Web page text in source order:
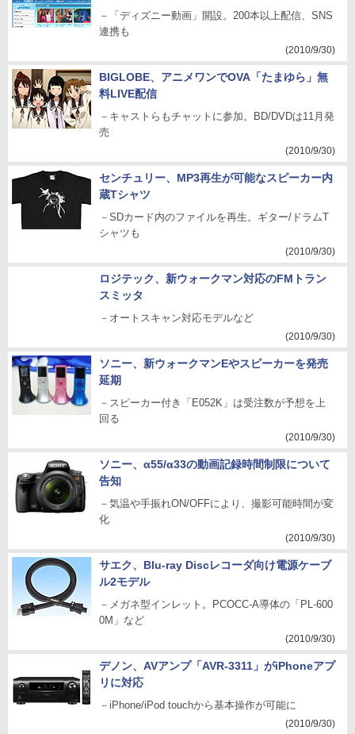
－「ディズニー動画」開設。200本以上配信、SNS
連携も
(2010/9/30)
BIGLOBE、アニメワンでOVA「たまゆら」無
料LIVE配信
－キャストらもチャットに参加。BD/DVDは11月発
売
(2010/9/30)
センチュリー、MP3再生が可能なスピーカー内
蔵Tシャツ
－SDカード内のファイルを再生。ギター/ドラムT
シャツも
(2010/9/30)
ロジテック、新ウォークマン対応のFMトラン
スミッタ
－オートスキャン対応モデルなど
(2010/9/30)
ソニー、新ウォークマンEやスピーカーを発売
延期
－スピーカー付き「E052K」は受注数が予想を上
回る
(2010/9/30)
ソニー、α55/α33の動画記録時間制限について
告知
－気温や手振れON/OFFにより、撮影可能時間が変
化
(2010/9/30)
サエク、Blu-ray Discレコーダ向け電源ケーブ
ル2モデル
－メガネ型インレット。PCOCC-A導体の「PL-600
0M」など
(2010/9/30)
デノン、AVアンプ「AVR-3311」がiPhoneアプ
リに対応
－iPhone/iPod touchから基本操作が可能に
(2010/9/30)